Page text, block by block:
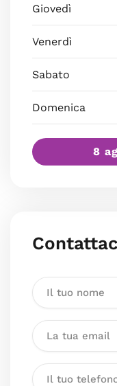
Giovedì
Venerdì
Sabato
Domenica
8